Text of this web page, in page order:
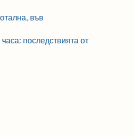
във
последствията от